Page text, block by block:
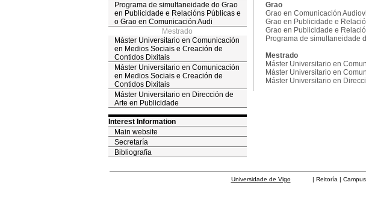
Programa de simultaneidade do Grao
en Publicidade e Relacións Públicas e
o Grao en Comunicación Audi
Mestrado
Máster Universitario en Comunicación
en Medios Sociais e Creación de
Contidos Dixitais
Máster Universitario en Comunicación
en Medios Sociais e Creación de
Contidos Dixitais
Máster Universitario en Dirección de
Arte en Publicidade
Interest Information
Main website
Secretaría
Bibliografía
Grao
Grao en Comunicación
Grao en Publicidade e
Grao en Publicidade e
Programa de simultaneidade
Mestrado
Máster Universitario en
Máster Universitario en
Máster Universitario en
Universidade de Vigo| Reitoría | Campus